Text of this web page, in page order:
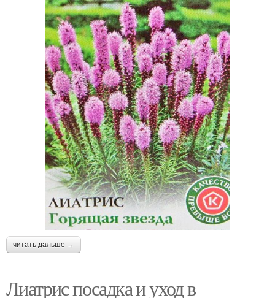
читать дальше →
Лиатрис посадка и уход в